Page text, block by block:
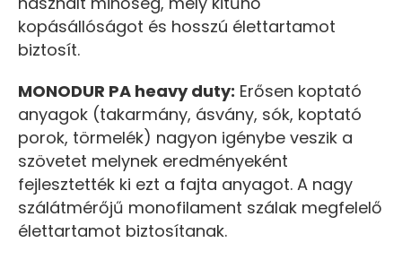
kopásállóságot és hosszú élettartamot
biztosít.
MONODUR PA heavy duty: Erősen koptató
anyagok (takarmány, ásvány, sók, koptató
porok, törmelék) nagyon igénybe veszik a
szövetet melynek eredményeként
fejlesztették ki ezt a fajta anyagot. A nagy
szálátmérőjű monofilament szálak megfelelő
élettartamot biztosítanak.